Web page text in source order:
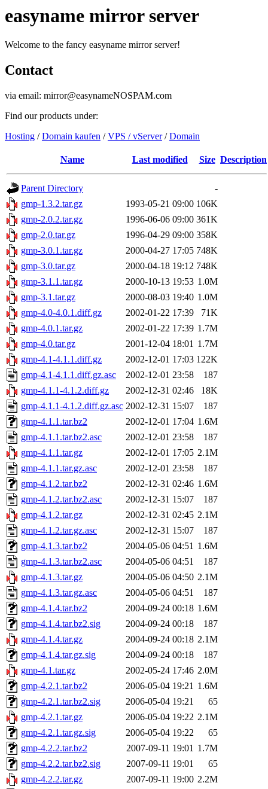
easyname mirror server
Welcome to the fancy easyname mirror server!
Contact
via email: mirror@easynameNOSPAM.com
Find our products under:
Hosting /Domain kaufen /VPS / vServer/Domain
Name Last modified Size Description
Parent Directory
-
gmp-1.3.2.tar.gz
1993-05-21 09:00 106K
gmp-2.0.2.tar.gz
1996-06-06 09:00 361K
gmp-2.0.tar.gz
1996-04-29 09:00 358K
gmp-3.0.1.tar.gz
2000-04-27 17:05 748K
gmp-3.0.tar.gz
2000-04-18 19:12 748K
gmp-3.1.1.tar.gz
2000-10-13 19:53 1.0M
gmp-3.1.tar.gz
2000-08-03 19:40 1.0M
gmp-4.0-4.0.1.diff.gz
2002-01-22 17:39
71K
gmp-4.0.1.tar.gz
2002-01-22 17:39 1.7M
gmp-4.0.tar.gz
2001-12-04 18:01 1.7M
gmp-4.1-4.1.1.diff.gz
2002-12-01 17:03 122K
gmp-4.1-4.1.1.diff.gz.asc
2002-12-01 23:58
187
gmp-4.1.1-4.1.2.diff.gz
2002-12-31 02:46
18K
gmp-4.1.1-4.1.2.diff.gz.asc 2002-12-31 15:07
187
gmp-4.1.1.tar.bz2
2002-12-01 17:04 1.6M
gmp-4.1.1.tar.bz2.asc
2002-12-01 23:58
187
gmp-4.1.1.tar.gz
2002-12-01 17:05 2.1M
gmp-4.1.1.tar.gz.asc
2002-12-01 23:58
187
gmp-4.1.2.tar.bz2
2002-12-31 02:46 1.6M
gmp-4.1.2.tar.bz2.asc
2002-12-31 15:07
187
gmp-4.1.2.tar.gz
2002-12-31 02:45 2.1M
gmp-4.1.2.tar.gz.asc
2002-12-31 15:07
187
gmp-4.1.3.tar.bz2
2004-05-06 04:51 1.6M
gmp-4.1.3.tar.bz2.asc
2004-05-06 04:51
187
gmp-4.1.3.tar.gz
2004-05-06 04:50 2.1M
gmp-4.1.3.tar.gz.asc
2004-05-06 04:51
187
gmp-4.1.4.tar.bz2
2004-09-24 00:18 1.6M
gmp-4.1.4.tar.bz2.sig
2004-09-24 00:18
187
gmp-4.1.4.tar.gz
2004-09-24 00:18 2.1M
gmp-4.1.4.tar.gz.sig
2004-09-24 00:18
187
gmp-4.1.tar.gz
2002-05-24 17:46 2.0M
gmp-4.2.1.tar.bz2
2006-05-04 19:21 1.6M
gmp-4.2.1.tar.bz2.sig
2006-05-04 19:21
65
gmp-4.2.1.tar.gz
2006-05-04 19:22 2.1M
gmp-4.2.1.tar.gz.sig
2006-05-04 19:22
65
gmp-4.2.2.tar.bz2
2007-09-11 19:01 1.7M
gmp-4.2.2.tar.bz2.sig
2007-09-11 19:01
65
gmp-4.2.2.tar.gz
2007-09-11 19:00 2.2M